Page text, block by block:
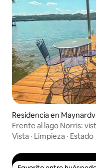
Residencia en
Frente al lago Norris:
privado
Vista · Limpieza · Estado